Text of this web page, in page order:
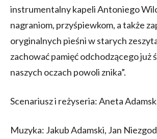
instrumentalny kapeli Antoniego
nagraniom, przyśpiewkom, a także
oryginalnych pieśni w starych
zachować pamięć odchodzącego już
naszych oczach powoli znika”.
Scenariusz i reżyseria: Aneta
Muzyka: Jakub Adamski, Jan